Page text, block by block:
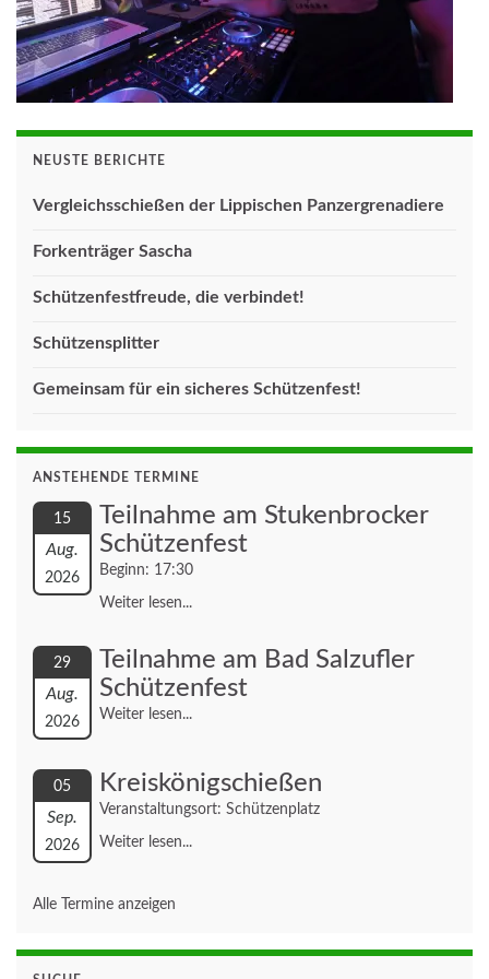
NEUSTE BERICHTE
Vergleichsschießen der Lippischen Panzergrenadiere
Forkenträger Sascha
Schützenfestfreude, die verbindet!
Schützensplitter
Gemeinsam für ein sicheres Schützenfest!
ANSTEHENDE TERMINE
15
Aug.
2026
Teilnahme am Stukenbrocker
Schützenfest
Beginn: 17:30
Weiter lesen...
29
Aug.
2026
Teilnahme am Bad Salzufler
Schützenfest
Weiter lesen...
05
Sep.
2026
Kreiskönigschießen
Veranstaltungsort: Schützenplatz
Weiter lesen...
Alle Termine anzeigen